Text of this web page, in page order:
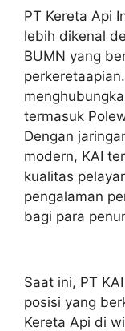
PT Kereta Api
lebih dikenal
BUMN yang
termasuk
Dengan
modern, KAI
kualitas
pengalaman
bagi para
Saat ini, PT
posisi yang
Kereta Api di